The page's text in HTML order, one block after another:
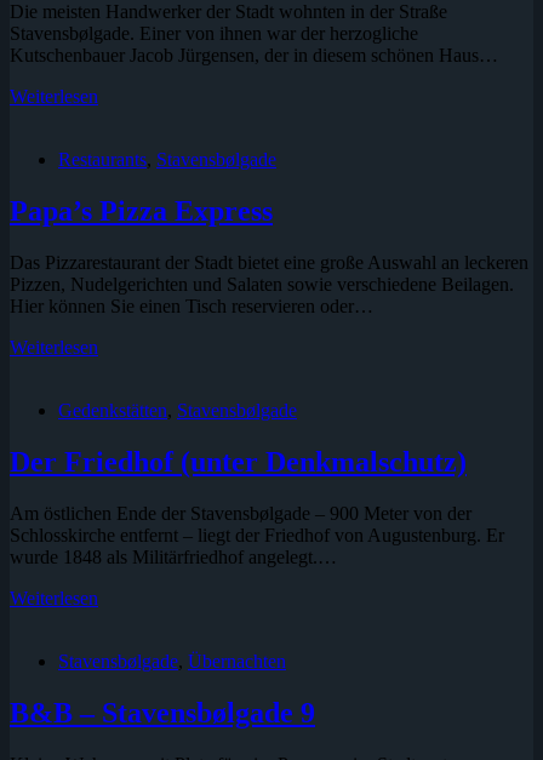
Die meisten Handwerker der Stadt wohnten in der Straße
Stavensbølgade. Einer von ihnen war der herzogliche
Kutschenbauer Jacob Jürgensen, der in diesem schönen Haus…
Weiterlesen
des
Restaurants, Stavensbølgade
Papa’s Pizza Express
Das Pizzarestaurant der Stadt bietet eine große Auswahl an leckeren
Pizzen, Nudelgerichten und Salaten sowie verschiedene Beilagen.
Hier können Sie einen Tisch reservieren oder…
Weiterlesen
Gedenkstätten, Stavensbølgade
Der Friedhof (unter Denkmalschutz)
Am östlichen Ende der Stavensbølgade – 900 Meter von der
Schlosskirche entfernt – liegt der Friedhof von Augustenburg. Er
wurde 1848 als Militärfriedhof angelegt.…
Weiterlesen
Denkmalschutz)
Stavensbølgade, Übernachten
B&B – Stavensbølgade 9